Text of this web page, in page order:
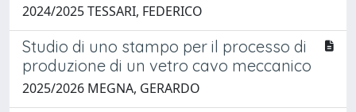
2024/2025 TESSARI, FEDERICO
Studio di uno stampo per il processo di
produzione di un vetro cavo meccanico
2025/2026 MEGNA, GERARDO